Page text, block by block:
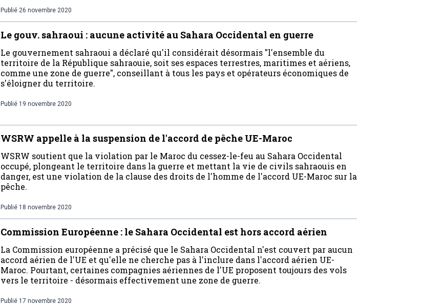
Publié 26 novembre 2020
Le gouv. sahraoui : aucune activité au Sahara Occidental en guerre
Le gouvernement sahraoui a déclaré qu'il considérait désormais "l'ensemble du
territoire de la République sahraouie, soit ses espaces terrestres, maritimes et aériens,
comme une zone de guerre", conseillant à tous les pays et opérateurs économiques de
s'éloigner du territoire.
Publié 19 novembre 2020
WSRW appelle à la suspension de l'accord de pêche UE-Maroc
WSRW soutient que la violation par le Maroc du cessez-le-feu au Sahara Occidental
occupé, plongeant le territoire dans la guerre et mettant la vie de civils sahraouis en
danger, est une violation de la clause des droits de l'homme de l'accord UE-Maroc sur la
pêche.
Publié 18 novembre 2020
Commission Européenne : le Sahara Occidental est hors accord aérien
La Commission européenne a précisé que le Sahara Occidental n'est couvert par aucun
accord aérien de l'UE et qu'elle ne cherche pas à l'inclure dans l'accord aérien UE-
Maroc. Pourtant, certaines compagnies aériennes de l'UE proposent toujours des vols
vers le territoire - désormais effectivement une zone de guerre.
Publié 17 novembre 2020